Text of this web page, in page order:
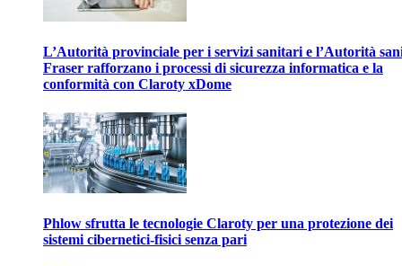
L’Autorità provinciale per i servizi sanitari e l’Autorità
Fraser rafforzano i processi di sicurezza informatica e la
conformità con Claroty xDome
Phlow sfrutta le tecnologie Claroty per una protezione dei
sistemi cibernetici-fisici senza pari